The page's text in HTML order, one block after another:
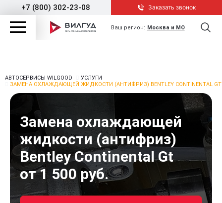
+7 (800) 302-23-08 Заказать звонок
Ваш регион: Москва и МО
АВТОСЕРВИСЫ WILGOOD
УСЛУГИ
ЗАМЕНА ОХЛАЖДАЮЩЕЙ ЖИДКОСТИ (АНТИФРИЗ) BENTLEY CONTINENTAL GT
Замена охлаждающей
жидкости (антифриз)
Bentley Continental Gt
от 1 500 руб.